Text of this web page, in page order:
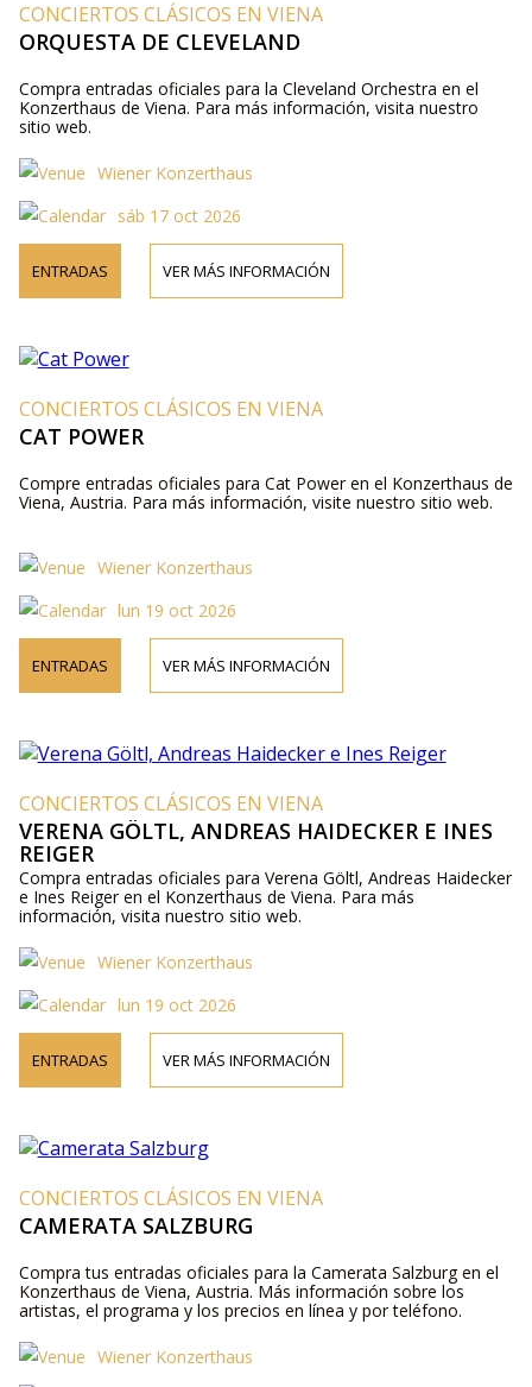
CONCIERTOS CLÁSICOS EN VIENA
ORQUESTA DE CLEVELAND
Compra entradas oficiales para la Cleveland Orchestra en el
Konzerthaus de Viena. Para más información, visita nuestro
sitio web.
Wiener Konzerthaus
sáb 17 oct 2026
ENTRADAS VER MÁS INFORMACIÓN
CONCIERTOS CLÁSICOS EN VIENA
CAT POWER
Compre entradas oficiales para Cat Power en el Konzerthaus de
Viena, Austria. Para más información, visite nuestro sitio web.
Wiener Konzerthaus
lun 19 oct 2026
ENTRADAS VER MÁS INFORMACIÓN
CONCIERTOS CLÁSICOS EN VIENA
VERENA GÖLTL, ANDREAS HAIDECKER E INES
REIGER
Compra entradas oficiales para Verena Göltl, Andreas Haidecker
e Ines Reiger en el Konzerthaus de Viena. Para más
información, visita nuestro sitio web.
Wiener Konzerthaus
lun 19 oct 2026
ENTRADAS VER MÁS INFORMACIÓN
CONCIERTOS CLÁSICOS EN VIENA
CAMERATA SALZBURG
Compra tus entradas oficiales para la Camerata Salzburg en el
Konzerthaus de Viena, Austria. Más información sobre los
artistas, el programa y los precios en línea y por teléfono.
Wiener Konzerthaus